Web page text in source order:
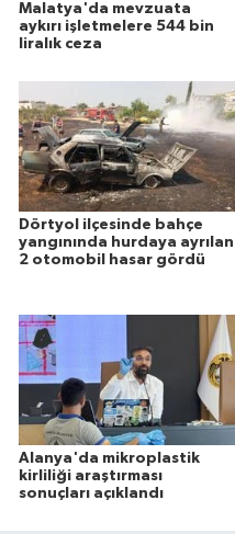
Malatya'da mevzuata
aykırı işletmelere 544 bin
liralık ceza
Dörtyol ilçesinde bahçe
yangınında hurdaya ayrılan
2 otomobil hasar gördü
Alanya'da mikroplastik
kirliliği araştırması
sonuçları açıklandı